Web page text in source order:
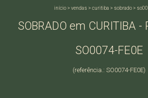
início> vendas > curitiba > sobrado>
SOBRADO em CURITIBA -
SO0074-FE0E
(referência.: SO0074-FE0E)